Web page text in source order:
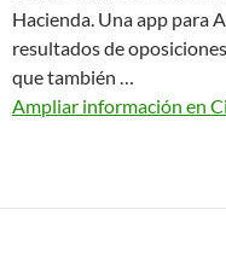
Hacienda. Una app para
resultados de
que también …
Ampliar información en